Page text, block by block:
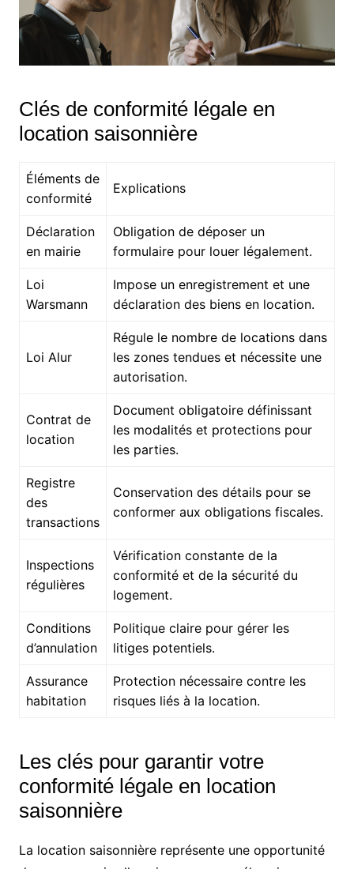
Clés de conformité légale en
location saisonnière
Éléments de
conformité
Explications
Déclaration
en mairie
Obligation de déposer un
formulaire pour louer légalement.
Loi
Warsmann
Impose un enregistrement et une
déclaration des biens en location.
Loi Alur
Régule le nombre de locations dans
les zones tendues et nécessite une
autorisation.
Contrat de
location
Document obligatoire définissant
les modalités et protections pour
les parties.
Registre
des
transactions
Conservation des détails pour se
conformer aux obligations fiscales.
Inspections
régulières
Vérification constante de la
conformité et de la sécurité du
logement.
Conditions
d’annulation
Politique claire pour gérer les
litiges potentiels.
Assurance
habitation
Protection nécessaire contre les
risques liés à la location.
Les clés pour garantir votre
conformité légale en location
saisonnière
La location saisonnière représente une opportunité